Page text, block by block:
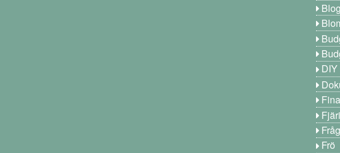
DIY
Frö